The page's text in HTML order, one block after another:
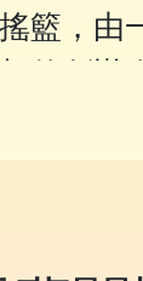
籃，由
的創辦
，幫助